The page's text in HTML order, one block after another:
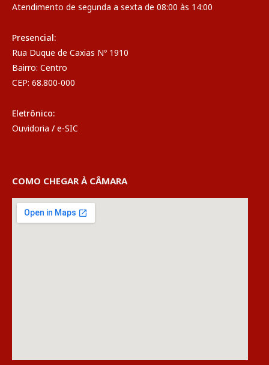
Atendimento de segunda a sexta de 08:00 às 14:00
Presencial:
Rua Duque de Caxias Nº 1910
Bairro: Centro
CEP: 68.800-000
Eletrônico:
Ouvidoria / e-SIC
COMO CHEGAR À CÂMARA